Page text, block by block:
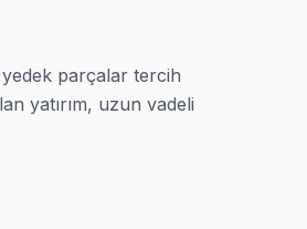
parçalar tercih
yatırım, uzun vadeli